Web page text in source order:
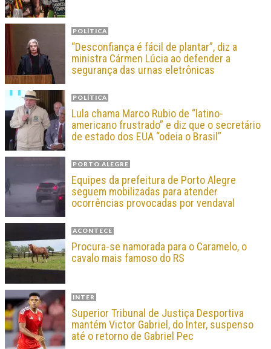
POLÍTICA
“Desconfiança é fácil de plantar”, diz a
ministra Cármen Lúcia ao defender a
segurança das urnas eletrônicas
POLÍTICA
Lula chama Marco Rubio de “latino-
americano frustrado” e diz que o secretário
de estado dos EUA “odeia o Brasil”
PORTO ALEGRE
Equipes da prefeitura de Porto Alegre
seguem mobilizadas para atender
ocorrências provocadas por vendaval
ACONTECE
Procura-se namorada para o Caramelo, o
cavalo mais famoso do RS
INTER
Superior Tribunal de Justiça Desportiva
mantém Victor Gabriel, do Inter, suspenso
até o retorno de Gabriel Pec